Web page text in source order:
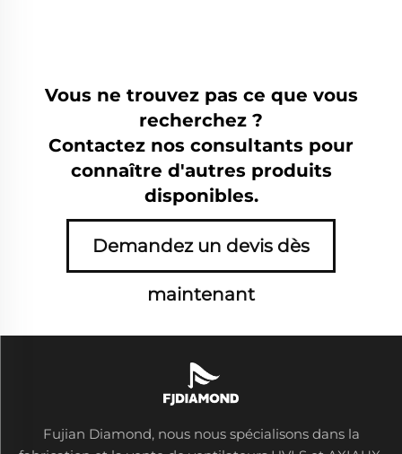
Vous ne trouvez pas ce que vous
recherchez ?
Contactez nos consultants pour
connaître d'autres produits
disponibles.
Demandez un devis dès
maintenant
Fujian Diamond, nous nous spécialisons dans la